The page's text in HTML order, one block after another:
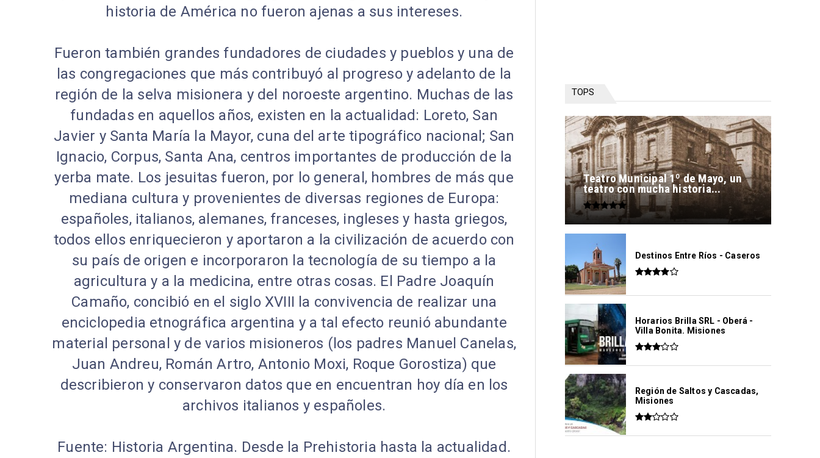
historia de América no fueron ajenas a sus intereses.
Fueron también grandes fundadores de ciudades y pueblos y una de
las congregaciones que más contribuyó al progreso y adelanto de la
región de la selva misionera y del noroeste argentino. Muchas de las
fundadas en aquellos años, existen en la actualidad: Loreto, San
Javier y Santa María la Mayor, cuna del arte tipográfico nacional; San
Ignacio, Corpus, Santa Ana, centros importantes de producción de la
yerba mate. Los jesuitas fueron, por lo general, hombres de más que
mediana cultura y provenientes de diversas regiones de Europa:
españoles, italianos, alemanes, franceses, ingleses y hasta griegos,
todos ellos enriquecieron y aportaron a la civilización de acuerdo con
su país de origen e incorporaron la tecnología de su tiempo a la
agricultura y a la medicina, entre otras cosas. El Padre Joaquín
Camaño, concibió en el siglo XVIII la convivencia de realizar una
enciclopedia etnográfica argentina y a tal efecto reunió abundante
material personal y de varios misioneros (los padres Manuel Canelas,
Juan Andreu, Román Artro, Antonio Moxi, Roque Gorostiza) que
describieron y conservaron datos que en encuentran hoy día en los
archivos italianos y españoles.
Fuente: Historia Argentina. Desde la Prehistoria hasta la actualidad.
TOPS
Teatro Municipal 1º de Mayo, un
teatro con mucha historia...
Destinos Entre Ríos - Caseros
Horarios Brilla SRL - Oberá -
Villa Bonita. Misiones
Región de Saltos y Cascadas,
Misiones